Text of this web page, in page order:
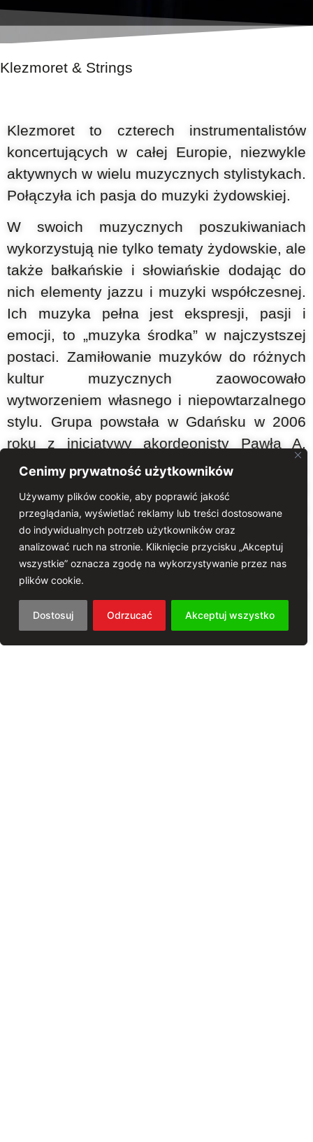
Cenimy prywatność użytkowników
Używamy plików cookie, aby poprawić jakość
przeglądania, wyświetlać reklamy lub treści dostosowane
do indywidualnych potrzeb użytkowników oraz
analizować ruch na stronie. Kliknięcie przycisku „Akceptuj
wszystkie” oznacza zgodę na wykorzystywanie przez nas
plików cookie.
Dostosuj Odrzucać Akceptuj wszystko
Klezmoret & Strings
Klezmoret to czterech instrumentalistów
koncertujących w całej Europie, niezwykle
aktywnych w wielu muzycznych stylistykach.
Połączyła ich pasja do muzyki żydowskiej.
W swoich muzycznych poszukiwaniach
wykorzystują nie tylko tematy żydowskie, ale
także bałkańskie i słowiańskie dodając do
nich elementy jazzu i muzyki współczesnej.
Ich muzyka pełna jest ekspresji, pasji i
emocji, to „muzyka środka” w najczystszej
postaci. Zamiłowanie muzyków do różnych
kultur muzycznych zaowocowało
wytworzeniem własnego i niepowtarzalnego
stylu. Grupa powstała w Gdańsku w 2006
roku z inicjatywy akordeonisty Pawła A.
Nowaka, miłośnika żydowskich pieśni,
melodyjności. W 2008 roku ukazała się
pierwsza płyta KLEZMORET nagrana w
studiu im. Janusza Hajduna w Radiu
Gdańsk. W 2019 r., po niemal pięcioletniej
działalności koncertowej.
Skład: